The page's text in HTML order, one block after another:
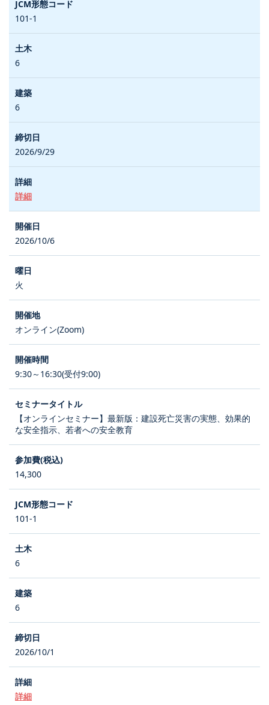
101-1
6
6
2026/9/29
詳細
2026/10/6
火
オンライン(Zoom)
9:30～16:30(受付9:00)
【オンラインセミナー】最新版：建設死亡災害の実態、効果的
な安全指示、若者への安全教育
14,300
101-1
6
6
2026/10/1
詳細